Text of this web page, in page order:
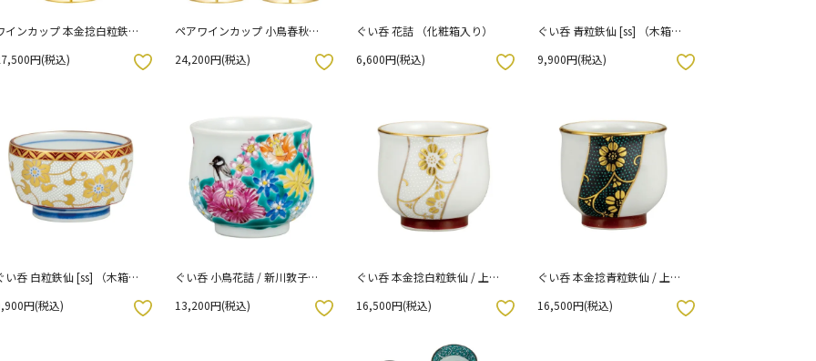
インカップ 本金捻白粒鉄仙
入り）円(税込)
ペアワインカップ 小鳥春秋
24,200円(税込)
お気に入りボタン
ぐい呑 花詰 （化粧箱入り）
6,600円(税込)
お気に入りボタン
ぐい呑 青粒鉄仙 [ss] （木箱入
9,900円(税込)
お気に入りボタン
い呑 白粒鉄仙 [ss] （木箱入
円(税込)
ぐい呑 小鳥花詰 / 新川敦子
13,200円(税込)
お気に入りボタン
ぐい呑 本金捻白粒鉄仙 / 上野
16,500円(税込)
お気に入りボタン
ぐい呑 本金捻青粒鉄仙 / 上野
16,500円(税込)
お気に入りボタン